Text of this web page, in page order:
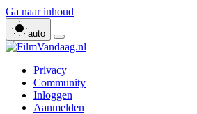
Ga naar inhoud
auto
Privacy
Community
Inloggen
Aanmelden